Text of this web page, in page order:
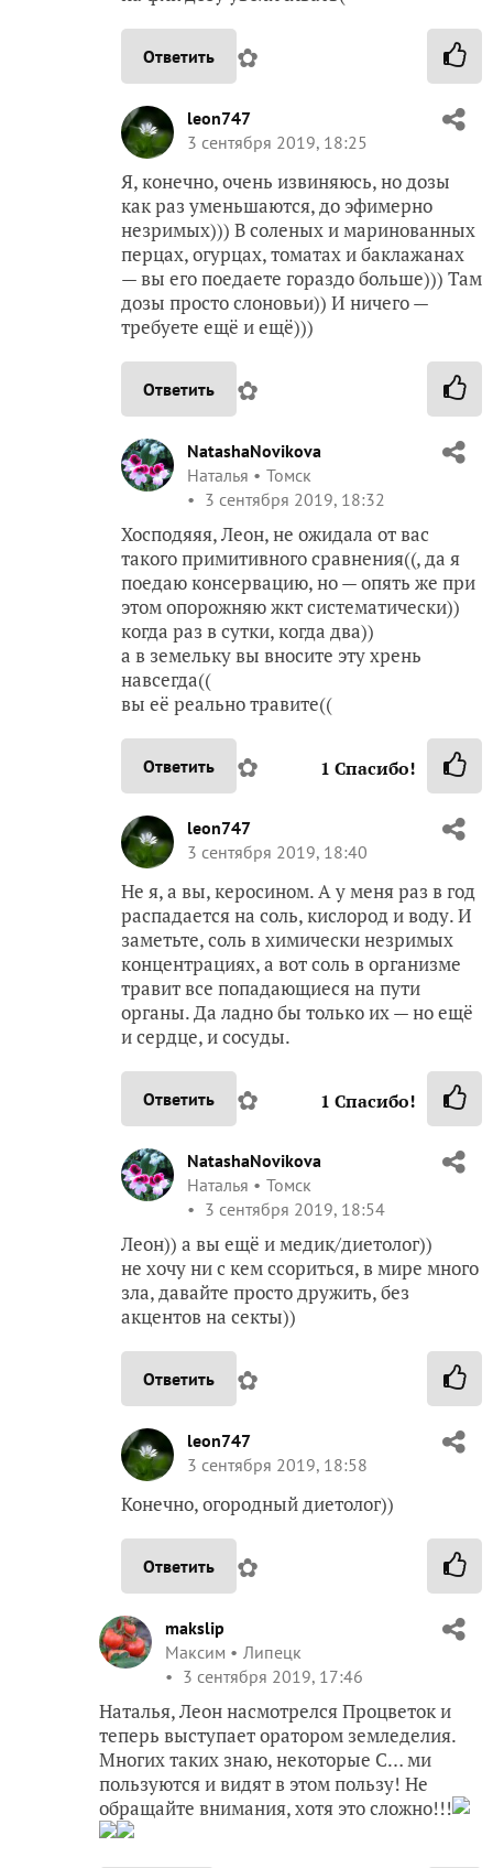
Ответить ✿
leon747
3 сентября 2019, 18:25
Я, конечно, очень извиняюсь, но дозы
как раз уменьшаются, до эфимерно
незримых))) В соленых и маринованных
перцах, огурцах, томатах и баклажанах
— вы его поедаете гораздо больше))) Там
дозы просто слоновьи)) И ничего —
требуете ещё и ещё)))
Ответить ✿
NatashaNovikova
Наталья
Томск
3 сентября 2019, 18:32
Хосподяяя, Леон, не ожидала от вас
такого примитивного сравнения((, да я
поедаю консервацию, но — опять же при
этом опорожняю жкт систематически))
когда раз в сутки, когда два))
а в земельку вы вносите эту хрень
навсегда((
вы её реально травите((
Ответить ✿ 1 Спасибо!
leon747
3 сентября 2019, 18:40
Не я, а вы, керосином. А у меня раз в год
распадается на соль, кислород и воду. И
заметьте, соль в химически незримых
концентрациях, а вот соль в организме
травит все попадающиеся на пути
органы. Да ладно бы только их — но ещё
и сердце, и сосуды.
Ответить ✿ 1 Спасибо!
NatashaNovikova
Наталья
Томск
3 сентября 2019, 18:54
Леон)) а вы ещё и медик/диетолог))
не хочу ни с кем ссориться, в мире много
зла, давайте просто дружить, без
акцентов на секты))
Ответить ✿
leon747
3 сентября 2019, 18:58
Конечно, огородный диетолог))
Ответить ✿
makslip
Максим
Липецк
3 сентября 2019, 17:46
Наталья, Леон насмотрелся Процветок и
теперь выступает оратором земледелия.
Многих таких знаю, некоторые С… ми
пользуются и видят в этом пользу! Не
обращайте внимания, хотя это сложно!!!